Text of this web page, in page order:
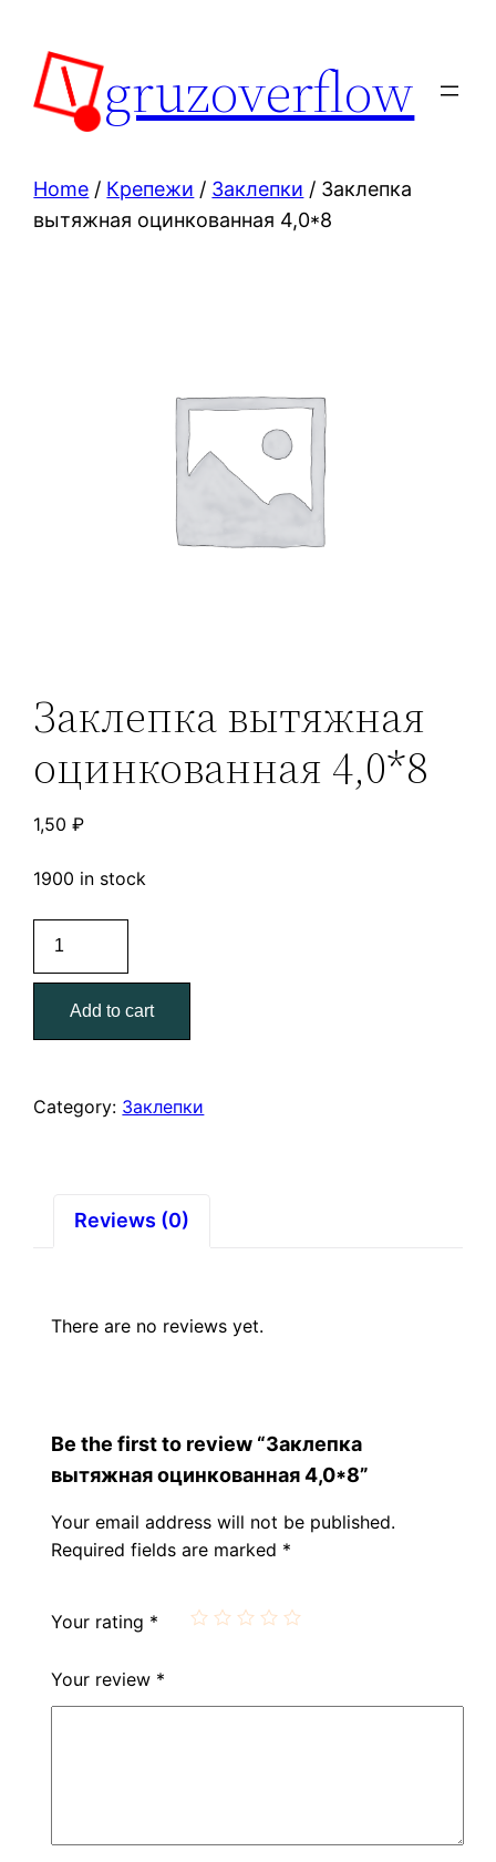
content
gruzoverflow
Home / Крепежи / Заклепки / Заклепка
вытяжная оцинкованная 4,0*8
Заклепка вытяжная
оцинкованная 4,0*8
1,50₽
1900 in stock
вытяжная
оцинкованная
4,0*8
quantity
Add to cart
Category: Заклепки
Reviews (0)
There are no reviews yet.
Be the first to review “Заклепка
вытяжная оцинкованная 4,0*8”
Your email address will not be published.
Required fields are marked *
Your rating *
Your review *